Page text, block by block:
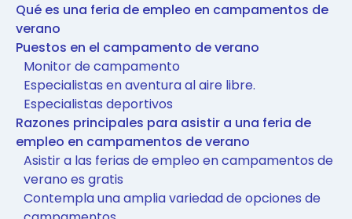
Qué es una feria de empleo en campamentos de
verano
Puestos en el campamento de verano
Monitor de campamento
Especialistas en aventura al aire libre.
Especialistas deportivos
Razones principales para asistir a una feria de
empleo en campamentos de verano
Asistir a las ferias de empleo en campamentos de
verano es gratis
Contempla una amplia variedad de opciones de